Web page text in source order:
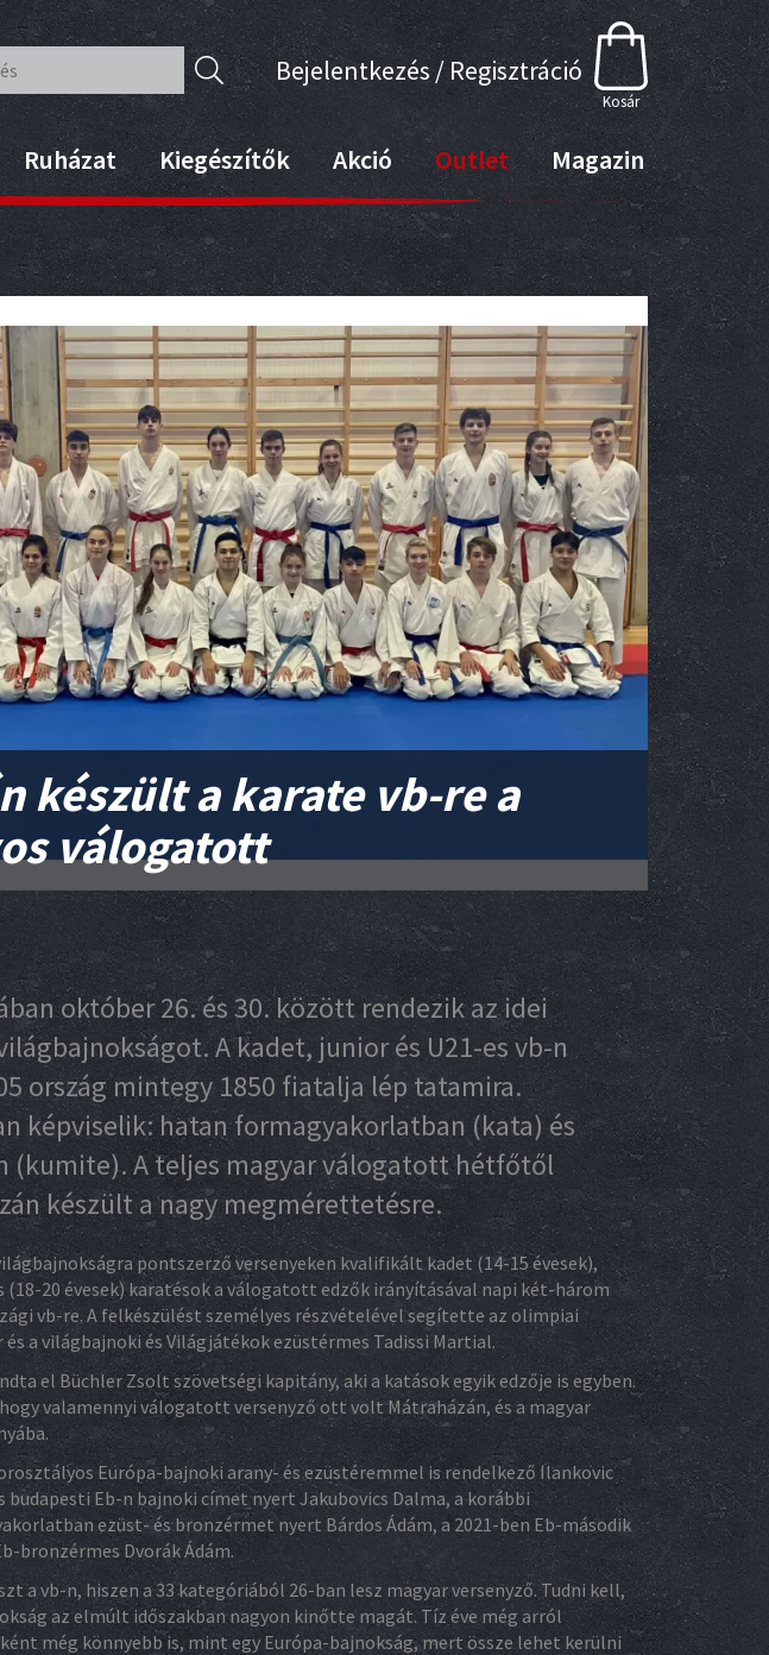
Bejelentkezés / Regisztráció
Kosár
Ruházat Kiegészítők Akció Outlet Magazin
készült a karate vb-re a
válogatott
október 26. és 30. között rendezik az idei
A kadet, junior és U21-es vb-n
ország mintegy 1850 fiatalja lép tatamira.
képviselik: hatan formagyakorlatban (kata) és
(kumite). A teljes magyar válogatott hétfőtől
készült a nagy megmérettetésre.
pontszerző versenyeken kvalifikált kadet (14-15 évesek),
(18-20 évesek) karatésok a válogatott edzők irányításával napi két-három
vb-re. A felkészülést személyes részvételével segítette az olimpiai
a világbajnoki és Világjátékok ezüstérmes Tadissi Martial.
el Büchler Zsolt szövetségi kapitány, aki a katások egyik edzője is egyben.
valamennyi válogatott versenyző ott volt Mátraházán, és a magyar
Európa-bajnoki arany- és ezüstéremmel is rendelkező Ilankovic
budapesti Eb-n bajnoki címet nyert Jakubovics Dalma, a korábbi
ezüst- és bronzérmet nyert Bárdos Ádám, a 2021-ben Eb-második
bronzérmes Dvorák Ádám.
a vb-n, hiszen a 33 kategóriából 26-ban lesz magyar versenyző. Tudni kell,
az elmúlt időszakban nagyon kinőtte magát. Tíz éve még arról
még könnyebb is, mint egy Európa-bajnokság, mert össze lehet kerülni